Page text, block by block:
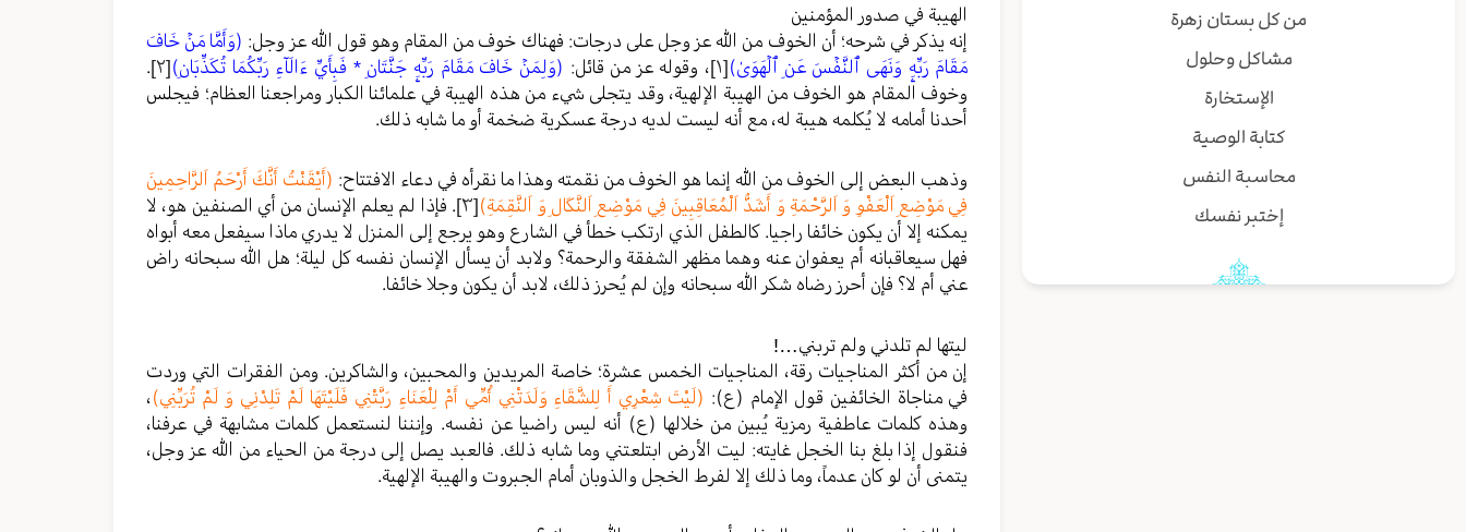
من كل بستان زهرة
مشاكل وحلول
الإستخارة
كتابة الوصية
محاسبة النفس
إختبر نفسك
الهيبة في صدور المؤمنين
إنه يذكر في شرحه؛ أن الخوف من الله عز وجل على درجات: فهناك خوف من المقام وهو قول الله عز وجل: (وَأَمَّا مَنۡ خَافَ
مَقَامَ رَبِّهِۦ وَنَهَى ٱلنَّفۡسَ عَنِ ٱلۡهَوَىٰ)[١] ، وقوله عز من قائل: (وَلِمَنۡ خَافَ مَقَامَ رَبِّهِۦ جَنَّتَانِ * فَبِأَيِّ ءَالَآءِ رَبِّكُمَا تُكَذِّبَانِ)[٢]
.
وخوف المقام هو الخوف من الهيبة الإلهية، وقد يتجلى شيء من هذه الهيبة في علمائنا الكبار ومراجعنا العظام؛ فيجلس
أحدنا أمامه لا يُكلمه هيبة له، مع أنه ليست لديه درجة عسكرية ضخمة أو ما شابه ذلك.
وذهب البعض إلى الخوف من الله إنما هو الخوف من نقمته وهذا ما نقرأه في دعاء الافتتاح: (أَيْقَنْتُ أَنَّكَ أَرْحَمُ اَلرَّاحِمِينَ
فِي مَوْضِعِ اَلْعَفْوِ وَ اَلرَّحْمَةِ وَ أَشَدُّ اَلْمُعَاقِبِينَ فِي مَوْضِعِ اَلنَّكَالِ وَ اَلنَّقِمَةِ)[٣]
. فإذا لم يعلم الإنسان من أي الصنفين هو، لا
يمكنه إلا أن يكون خائفا راجيا. كالطفل الذي ارتكب خطأ في الشارع وهو يرجع إلى المنزل لا يدري ماذا سيفعل معه أبواه
فهل سيعاقبانه أم يعفوان عنه وهما مظهر الشفقة والرحمة؟ ولابد أن يسأل الإنسان نفسه كل ليلة؛ هل الله سبحانه راض
عني أم لا؟ فإن أحرز رضاه شكر الله سبحانه وإن لم يُحرز ذلك، لابد أن يكون وجلا خائفا.
ليتها لم تلدني ولم تربني…!
إن من أكثر المناجيات رقة، المناجيات الخمس عشرة؛ خاصة المريدين والمحبين، والشاكرين. ومن الفقرات التي وردت
في مناجاة الخائفين قول الإمام (ع): (لَيْتَ شِعْرِي أَ لِلشَّقَاءِ وَلَدَتْنِي أُمِّي أَمْ لِلْعَنَاءِ رَبَّتْنِي فَلَيْتَهَا لَمْ تَلِدْنِي وَ لَمْ تُرَبِّنِي)،
وهذه كلمات عاطفية رمزية يُبين من خلالها (ع) أنه ليس راضيا عن نفسه. وإنننا لنستعمل كلمات مشابهة في عرفنا،
فنقول إذا بلغ بنا الخجل غايته: ليت الأرض ابتلعتني وما شابه ذلك. فالعبد يصل إلى درجة من الحياء من الله عز وجل،
يتمنى أن لو كان عدماً، وما ذلك إلا لفرط الخجل والذوبان أمام الجبروت والهيبة الإلهية.